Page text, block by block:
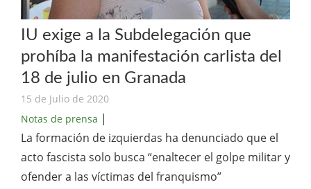
IU exige a la Subdelegación que
prohíba la manifestación carlista del
18 de julio en Granada
15 de Julio de 2020
Notas de prensa |
La formación de izquierdas ha denunciado que el
acto fascista solo busca “enaltecer el golpe militar y
ofender a las víctimas del franquismo”